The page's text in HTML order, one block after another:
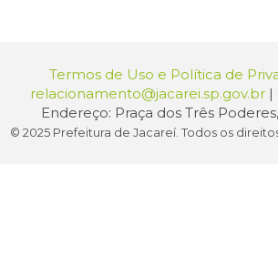
Termos de Uso e Política de
relacionamento@jacarei.sp.gov.br |
Endereço: Praça dos Três
© 2025 Prefeitura de Jacareí. Todos os